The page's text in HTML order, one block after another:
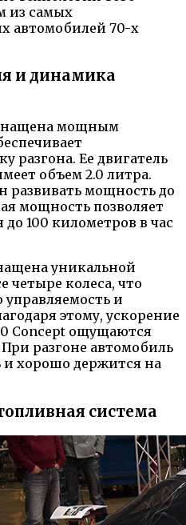
из самых
автомобилей 70-х
и динамика
мощным
разгона. Ее двигатель
объем 2.0 литра.
развивать мощность до
мощность позволяет
100 километров в час
уникальной
четыре колеса, что
и
этому, ускорение
Concept ощущаются
разгоне автомобиль
и хорошо держится на
система